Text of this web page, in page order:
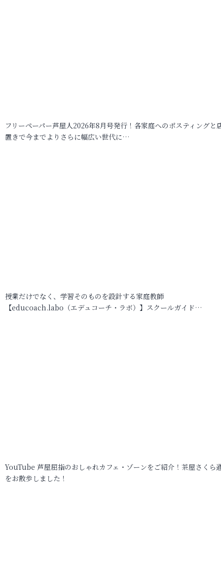
フリーペーパー芦屋人2026年8月号発行！各家庭へのポスティングと
置きで今までよりさらに幅広い世代に…
授業だけでなく、学習そのものを設計する家庭教師
【educoach.labo（エデュコーチ・ラボ）】スクールガイド…
YouTube 芦屋屈指のおしゃれカフェ・ゾーンをご紹介！茶屋さくら
をお散歩しました！